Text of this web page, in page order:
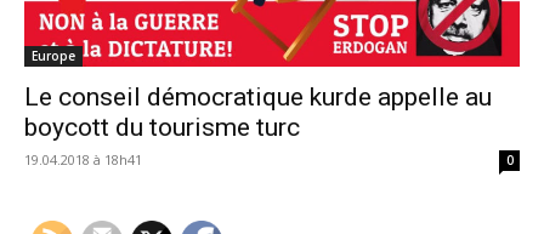
Europe
Le conseil démocratique kurde appelle au
boycott du tourisme turc
19.04.2018 à 18h41 0